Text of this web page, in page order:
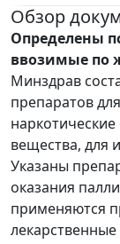
Обзор
Определены
ввозимые по
Минздрав
препаратов
вещества, для
Указаны
оказания
применяются